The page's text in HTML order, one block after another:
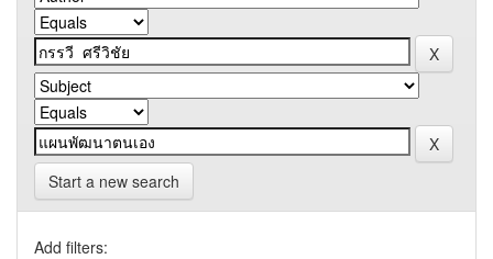
Start a new search
Add filters: